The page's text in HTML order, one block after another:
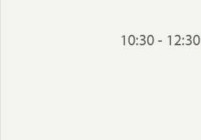
10:30 - 12:30